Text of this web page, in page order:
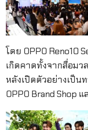
โดย OPPO Reno10
เกิดคาดทั้งจากสื่อม
หลังเปิดตัวอย่างเป็น
OPPO Brand Shop